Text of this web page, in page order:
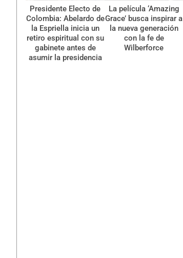
Presidente Electo de
Colombia: Abelardo de
la Espriella inicia un
retiro espiritual con su
gabinete antes de
asumir la presidencia
La película ‘Amazing
Grace’ busca inspirar a
la nueva generación
con la fe de
Wilberforce